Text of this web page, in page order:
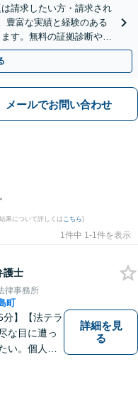
請求したい方・請求され
豊富な実績と経験のある
す。無料の証拠診断や着
談ください。
メールでお問い合わせ
果について詳しくは こちら)
1件中 1-1件を表示
護士
律事務所
町
分】【法テラ
な目に遭っ
い。個人・
詳細を見
る